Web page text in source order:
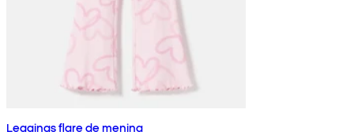
Leggings flare de menina